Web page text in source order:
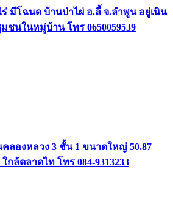
มีโฉนด บ้านป่าไผ่ อ.ลี้ จ.ลำพูน อยู่เนิน
ชนในหมู่บ้าน โทร 0650059539
ลองหลวง 3 ชั้น 1 ขนาดใหญ่ 50.87
กล้ตลาดไท โทร 084-9313233